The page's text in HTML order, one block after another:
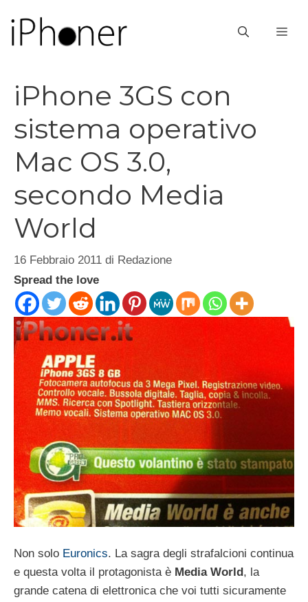
contenuto
iPhone 3GS con
sistema operativo
Mac OS 3.0,
secondo Media
World
16 Febbraio 2011 di Redazione
Spread the love
Non solo Euronics. La sagra degli strafalcioni continua
e questa volta il protagonista è Media World , la
grande catena di elettronica che voi tutti sicuramente